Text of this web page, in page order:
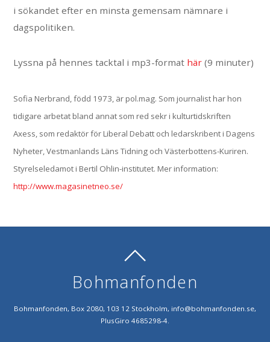
i sökandet efter en minsta gemensam nämnare i
dagspolitiken.
Lyssna på hennes tacktal i mp3-format här (9 minuter)
Sofia Nerbrand, född 1973, är pol.mag. Som journalist har hon
tidigare arbetat bland annat som red sekr i kulturtidskriften
Axess, som redaktör för Liberal Debatt och ledarskribent i Dagens
Nyheter, Vestmanlands Läns Tidning och Västerbottens-Kuriren.
Styrelseledamot i Bertil Ohlin-institutet. Mer information:
http://www.magasinetneo.se/
Bohmanfonden
Bohmanfonden, Box 2080, 103 12 Stockholm, info@bohmanfonden.se,
PlusGiro 4685298-4.